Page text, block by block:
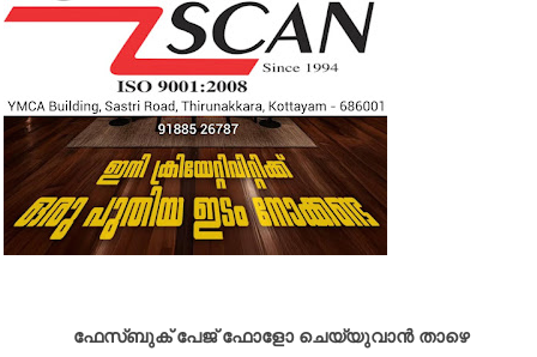
ഫേസ്ബുക് പേജ് ഫോളോ ചെയ്യുവാൻ താഴെ